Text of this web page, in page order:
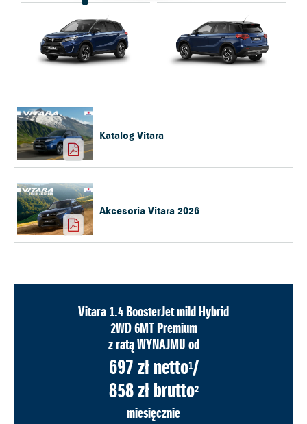
Katalog Vitara
Akcesoria Vitara 2026
Vitara 1.4 BoosterJet mild Hybrid
2WD 6MT Premium
z ratą WYNAJMU od
697 zł netto1/
858 zł brutto2
miesięcznie